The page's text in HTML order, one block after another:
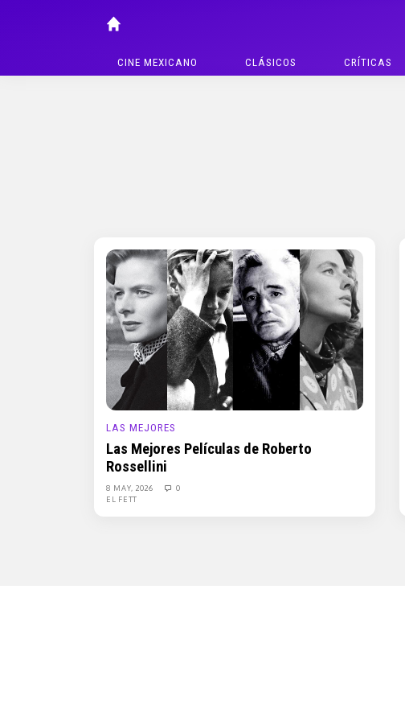
CINE MEXICANO CLÁSICOS CRÍTICAS
LAS MEJORES
Las Mejores Películas de Roberto
Rossellini
8 MAY, 2026
0
EL FETT